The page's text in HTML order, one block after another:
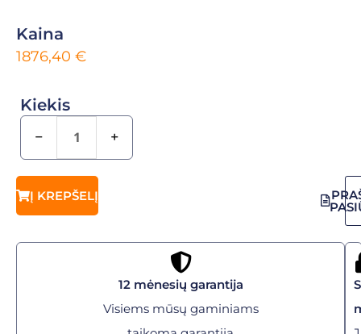
Kaina
1876,40 €
Kiekis
− +
Į KREPŠELĮ
12 mėnesių garantija
Visiems mūsų gaminiams